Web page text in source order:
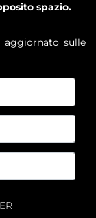
spazio.
sulle